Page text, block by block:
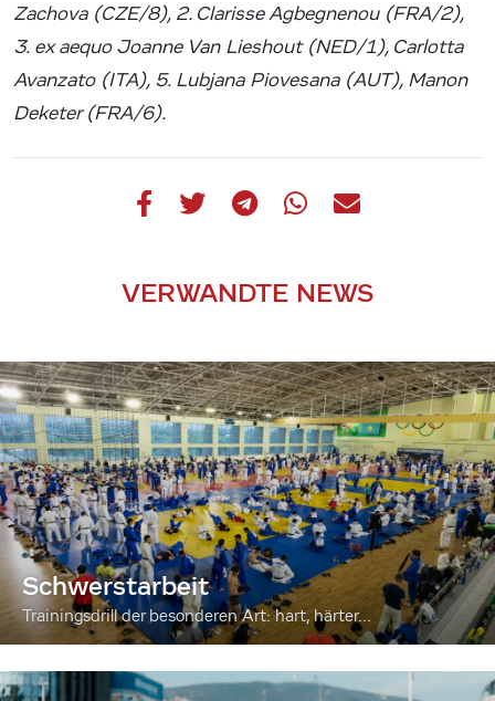
Zachova (CZE/8), 2. Clarisse Agbegnenou (FRA/2),
3. ex aequo Joanne Van Lieshout (NED/1), Carlotta
Avanzato (ITA), 5. Lubjana Piovesana (AUT), Manon
Deketer (FRA/6).
VERWANDTE NEWS
Schwerstarbeit
Trainingsdrill der besonderen Art: hart, härter...